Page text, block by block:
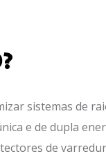
sistemas de
e de dupla
de